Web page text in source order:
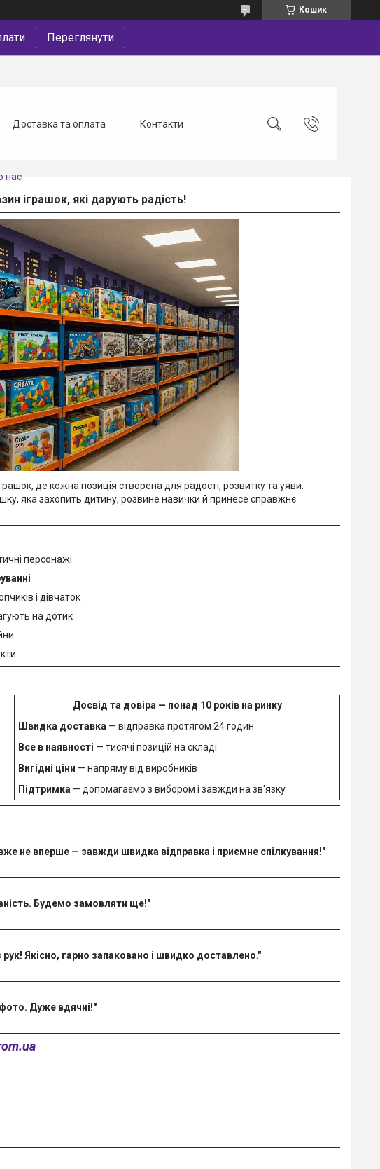
Кошик
Переглянути
Доставка та оплата Контакти
нас
іграшок, які дарують радість!
де кожна позиція створена для радості, розвитку та уяви.
яка захопить дитину, розвине навички й принесе справжнє
персонажі
і дівчаток
на дотик
Досвід та довіра — понад 10 років на ринку
Швидка доставка — відправка протягом 24 годин
Все в наявності — тисячі позицій на складі
Вигідні ціни — напряму від виробників
Підтримка — допомагаємо з вибором і завжди на зв'язку
не вперше — завжди швидка відправка і приємне спілкування!"
Будемо замовляти ще!"
Якісно, гарно запаковано і швидко доставлено."
Дуже вдячні!"